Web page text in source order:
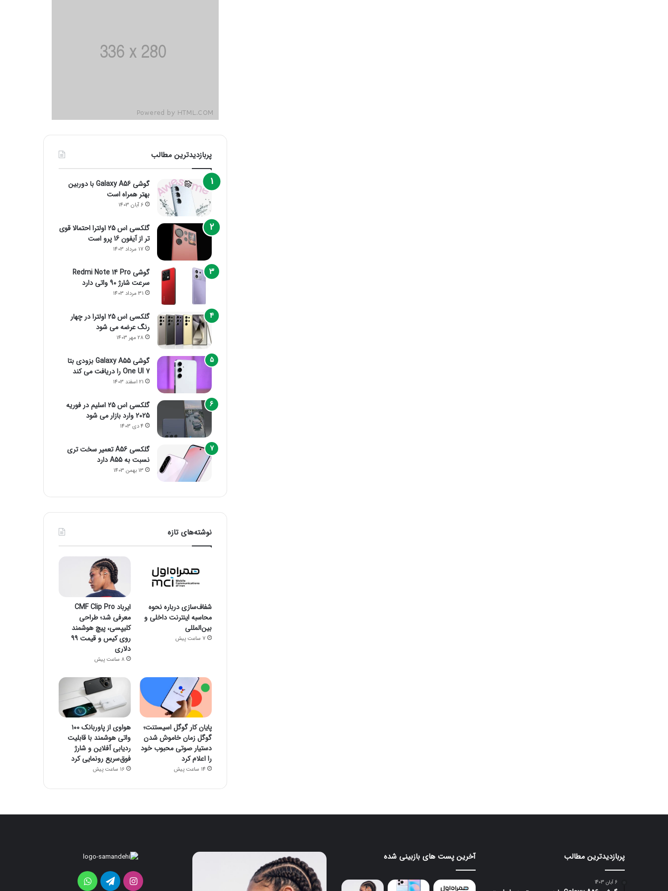
پربازدیدترین مطالب
گوشی Galaxy A56 با دوربین
بهتر همراه است
6 آبان 1403
گلکسی اس 25 اولترا احتمالا قوی
تر از آیفون 16 پرو است
17 مرداد 1403
گوشی Redmi Note 14 Pro
سرعت شارژ 90 واتی دارد
31 مرداد 1403
گلکسی اس 25 اولترا در چهار
رنگ عرضه می شود
28 مهر 1403
گوشی Galaxy A55 بزودی بتا
One UI 7 را دریافت می کند
21 اسفند 1403
گلکسی اس 25 اسلیم در فوریه
2025 وارد بازار می شود
4 دی 1403
گلکسی A56 تعمیر سخت تری
نسبت به A55 دارد
13 بهمن 1403
نوشته‌های تازه
شفاف‌سازی درباره نحوه
محاسبه اینترنت داخلی و
بین‌المللی
7 ساعت پیش
ایرباد CMF Clip Pro
معرفی شد؛ طراحی
کلیپسی، پیچ هوشمند
روی کیس و قیمت ۹۹
دلاری
8 ساعت پیش
پایان کار گوگل اسیستنت؛
گوگل زمان خاموش شدن
دستیار صوتی محبوب خود
را اعلام کرد
14 ساعت پیش
هواوی از پاوربانک ۱۰۰
واتی هوشمند با قابلیت
ردیابی آفلاین و شارژ
فوق‌سریع رونمایی کرد
16 ساعت پیش
پربازدیدترین مطالب
6 آبان 1403
آخرین پست های بازبینی شده
موتورولا
عجیب
هواوی
nova
16
SE
ایرباد
CMF
Clip
Pro
اینستاگرامتلگرام واتس